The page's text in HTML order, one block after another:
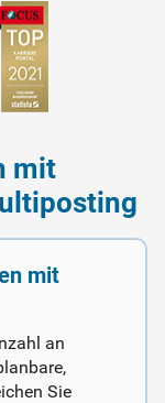
mit
mit
an
Sie